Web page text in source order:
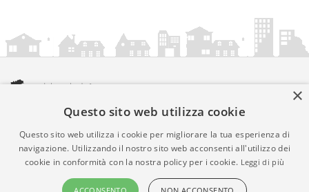
amministrazionicomunali.it è una iniziativa diartemedia.it
© Copyright MMXXIV - P.IVA 05400000724
Informazioni sul servizio |Informativa Privacy| Informativa
Cookies • Time 0.0208
×
Questo sito web utilizza cookie
Questo sito web utilizza i cookie per migliorare la tua esperienza di
navigazione. Utilizzando il nostro sito web acconsenti all'utilizzo dei
cookie in conformità con la nostra policy per i cookie. Leggi di più